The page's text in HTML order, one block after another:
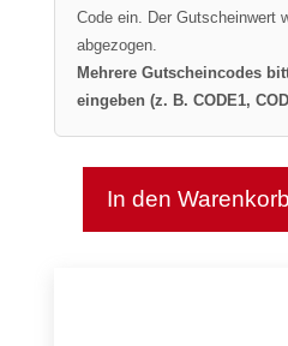
Code ein. Der Gutscheinwert
abgezogen.
Mehrere Gutscheincodes
eingeben (z. B. CODE1,
Bunnahabhain
In den Warenkorb